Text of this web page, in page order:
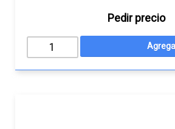
Pedir precio